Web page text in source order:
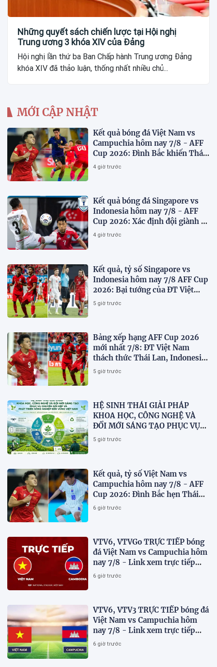
Những quyết sách chiến lược tại Hội nghị
Trung ương 3 khóa XIV của Đảng
Hội nghị lần thứ ba Ban Chấp hành Trung ương Đảng
khóa XIV đã thảo luận, thống nhất nhiều chủ...
MỚI CẬP NHẬT
Kết quả bóng đá Việt Nam vs
Campuchia hôm nay 7/8 - AFF
Cup 2026: Đình Bắc khiến Thái
Lan run sợ
4 giờ trước
Kết quả bóng đá Singapore vs
Indonesia hôm nay 7/8 - AFF
Cup 2026: Xác định đội giành vé
Bán kết
4 giờ trước
Kết quả, tỷ số Singapore vs
Indonesia hôm nay 7/8 AFF Cup
2026: Bại tướng của ĐT Việt
nam dừng bước sớm
5 giờ trước
Bảng xếp hạng AFF Cup 2026
mới nhất 7/8: ĐT Việt Nam
thách thức Thái Lan, Indonesia
dừng bước
5 giờ trước
HỆ SINH THÁI GIẢI PHÁP
KHOA HỌC, CÔNG NGHỆ VÀ
ĐỔI MỚI SÁNG TẠO PHỤC VỤ
CHUYỂN ĐỔI KÉP VÀ PHÁT
5 giờ trước
Kết quả, tỷ số Việt Nam vs
Campuchia hôm nay 7/8 - AFF
Cup 2026: Đình Bắc hẹn Thái
Lan ở chung kết?
6 giờ trước
VTV6, VTVGo TRỰC TIẾP bóng
đá Việt Nam vs Campuchia hôm
nay 7/8 - Link xem trực tiếp
AFF Cup 2026 mới nhất
6 giờ trước
VTV6, VTV3 TRỰC TIẾP bóng đá
Việt Nam vs Campuchia hôm
nay 7/8 - Link xem trực tiếp
AFF Cup 2026 mới nhất
6 giờ trước